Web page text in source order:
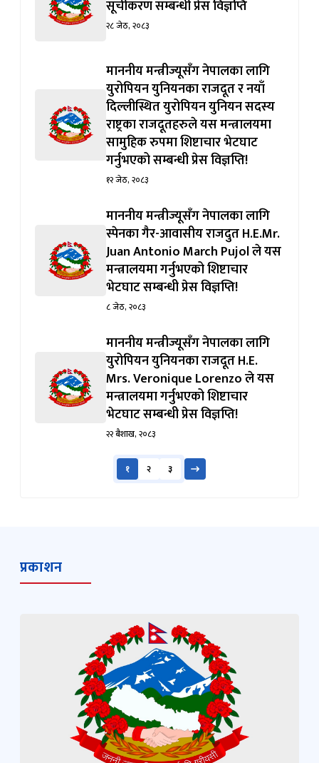
२८ जेठ, २०८३
माननीय मन्त्रीज्यूसँग नेपालका लागि
युरोपियन युनियनका राजदूत र नयाँ
दिल्लीस्थित युरोपियन युनियन सदस्य
राष्ट्रका राजदूतहरुले यस मन्त्रालयमा
सामुहिक रुपमा शिष्टाचार भेटघाट
गर्नुभएको सम्बन्धी प्रेस विज्ञप्ति!
१२ जेठ, २०८३
माननीय मन्त्रीज्यूसँग नेपालका लागि
स्पेनका गैर-आवासीय राजदुत H.E.Mr.
Juan Antonio March Pujol ले यस
मन्त्रालयमा गर्नुभएको शिष्टाचार
भेटघाट सम्बन्धी प्रेस विज्ञप्ति!
८ जेठ, २०८३
माननीय मन्त्रीज्यूसँग नेपालका लागि
युरोपियन युनियनका राजदूत H.E.
Mrs. Veronique Lorenzo ले यस
मन्त्रालयमा गर्नुभएको शिष्टाचार
भेटघाट सम्बन्धी प्रेस विज्ञप्ति!
२२ बैशाख, २०८३
१
प्रकाशन